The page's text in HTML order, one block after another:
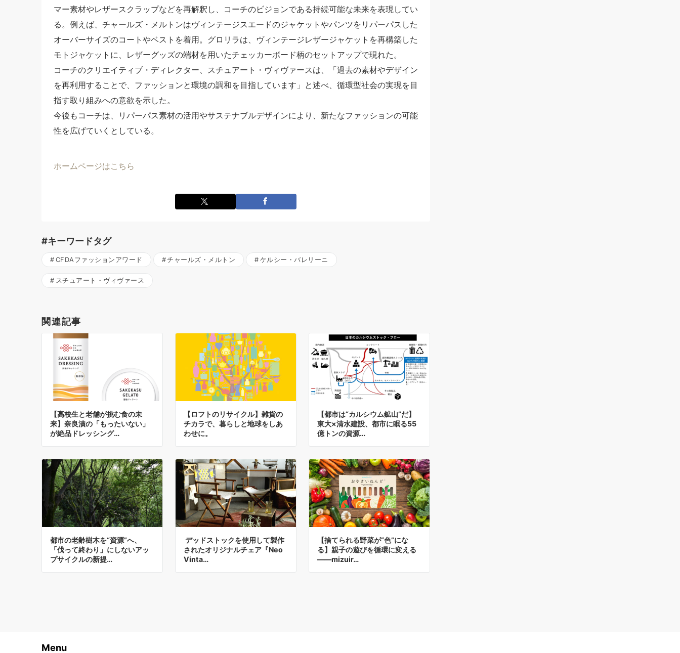
マー素材やレザースクラップなどを再解釈し、コーチのビジョンである持続可能な未来を表現してい
る。例えば、チャールズ・メルトンはヴィンテージスエードのジャケットやパンツをリパーパスした
オーバーサイズのコートやベストを着用。グロリラは、ヴィンテージレザージャケットを再構築した
モトジャケットに、レザーグッズの端材を用いたチェッカーボード柄のセットアップで現れた。
コーチのクリエイティブ・ディレクター、スチュアート・ヴィヴァースは、「過去の素材やデザイン
を再利用することで、ファッションと環境の調和を目指しています」と述べ、循環型社会の実現を目
指す取り組みへの意欲を示した。
今後もコーチは、リパーパス素材の活用やサステナブルデザインにより、新たなファッションの可能
性を広げていくとしている。
ホームページはこちら
#キーワードタグ
CFDAファッションアワード チャールズ・メルトン ケルシー・バレリーニ
スチュアート・ヴィヴァース
関連記事
【高校生と老舗が挑む食の未
来】奈良漬の「もったいない」
が絶品ドレッシング…
【ロフトのリサイクル】雑貨の
チカラで、暮らしと地球をしあ
わせに。
【都市は“カルシウム鉱山”だ】
東大×清水建設、都市に眠る55
億トンの資源…
都市の老齢樹木を“資源”へ、
「伐って終わり」にしないアッ
プサイクルの新提…
デッドストックを使用して製作
されたオリジナルチェア『Neo
Vinta…
【捨てられる野菜が“色”にな
る】親子の遊びを循環に変える
――mizuir…
Menu